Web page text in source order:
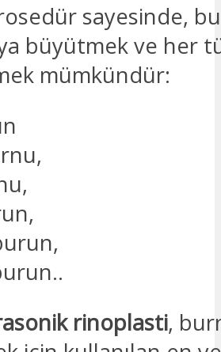
sayesinde,
büyütmek ve her
mümkündür:
rinoplasti,